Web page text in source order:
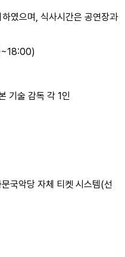
였으며, 식사시간은 공연장과
기술 감독 각 1인
국악당 자체 티켓 시스템(선